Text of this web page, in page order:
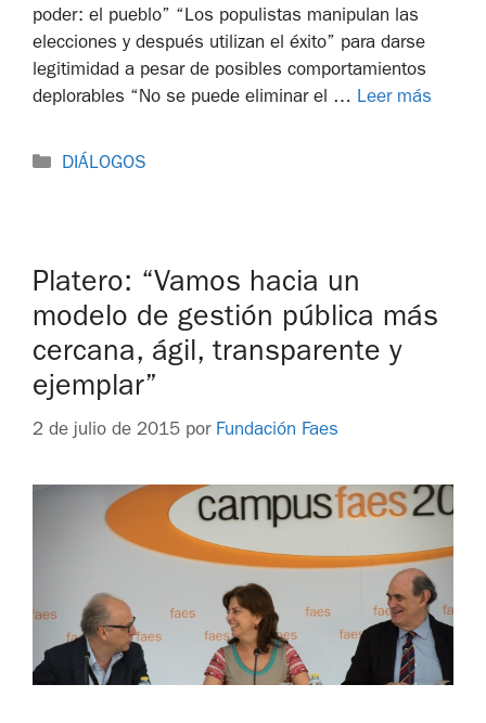
poder: el pueblo” “Los populistas manipulan las
elecciones y después utilizan el éxito” para darse
legitimidad a pesar de posibles comportamientos
deplorables “No se puede eliminar el … Leer más
DIÁLOGOS
Platero: “Vamos hacia un
modelo de gestión pública más
cercana, ágil, transparente y
ejemplar”
2 de julio de 2015 por Fundación Faes